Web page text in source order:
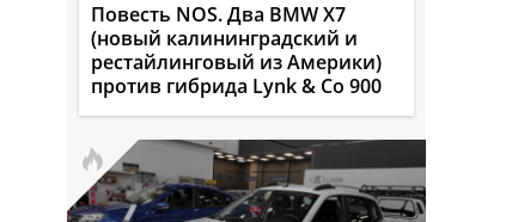
Повесть NOS. Два BMW X7
(новый калининградский и
рестайлинговый из Америки)
против гибрида Lynk & Co 900